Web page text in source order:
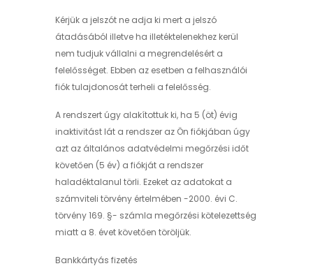
Kérjük a jelszót ne adja ki mert a jelszó
átadásából illetve ha illetéktelenekhez kerül
nem tudjuk vállalni a megrendelésért a
felelősséget. Ebben az esetben a felhasználói
fiók tulajdonosát terheli a felelősség.
A rendszert úgy alakítottuk ki, ha 5 (öt) évig
inaktivitást lát a rendszer az Ön fiókjában úgy
azt az általános adatvédelmi megőrzési időt
követően (5 év) a fiókját a rendszer
haladéktalanul törli. Ezeket az adatokat a
számviteli törvény értelmében -2000. évi C.
törvény 169. §- számla megőrzési kötelezettség
miatt a 8. évet követően töröljük.
Bankkártyás fizetés